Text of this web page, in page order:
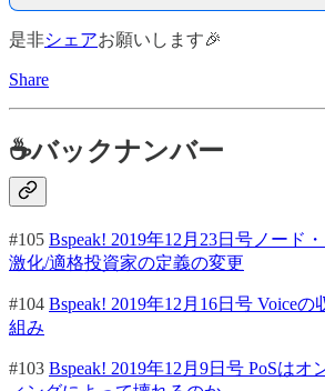
是非シェアお願いします🎉
Share
☕バックナンバー
#105 Bspeak! 2019年12月23日号ノード
激化/適格投資家の定義の変更
#104 Bspeak! 2019年12月16日号 Voice
組み
#103 Bspeak! 2019年12月9日号 PoSは